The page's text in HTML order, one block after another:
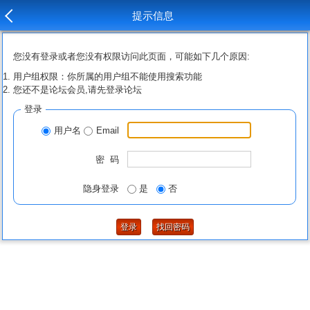
提示信息
您没有登录或者您没有权限访问此页面，可能如下几个原因:
用户组权限：你所属的用户组不能使用搜索功能
您还不是论坛会员,请先登录论坛
登录
用户名 Email
密 码
隐身登录 是 否